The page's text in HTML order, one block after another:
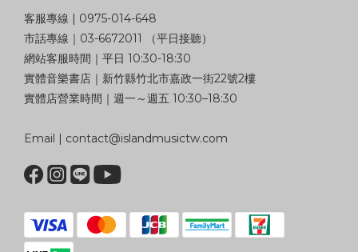
客服專線 | 0975-014-648
市話專線｜03-6672011 （平日接聽）
網站客服時間｜平日 10:30-18:30
實體音樂書店｜新竹縣竹北市嘉政一街22號2樓
實體店營業時間｜週一～週五 10:30–18:30
Email | contact@islandmusictw.com